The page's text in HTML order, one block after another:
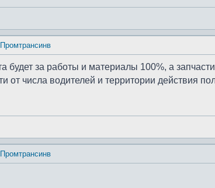
будет за работы и материалы 100%, а
от числа водителей и территории действия